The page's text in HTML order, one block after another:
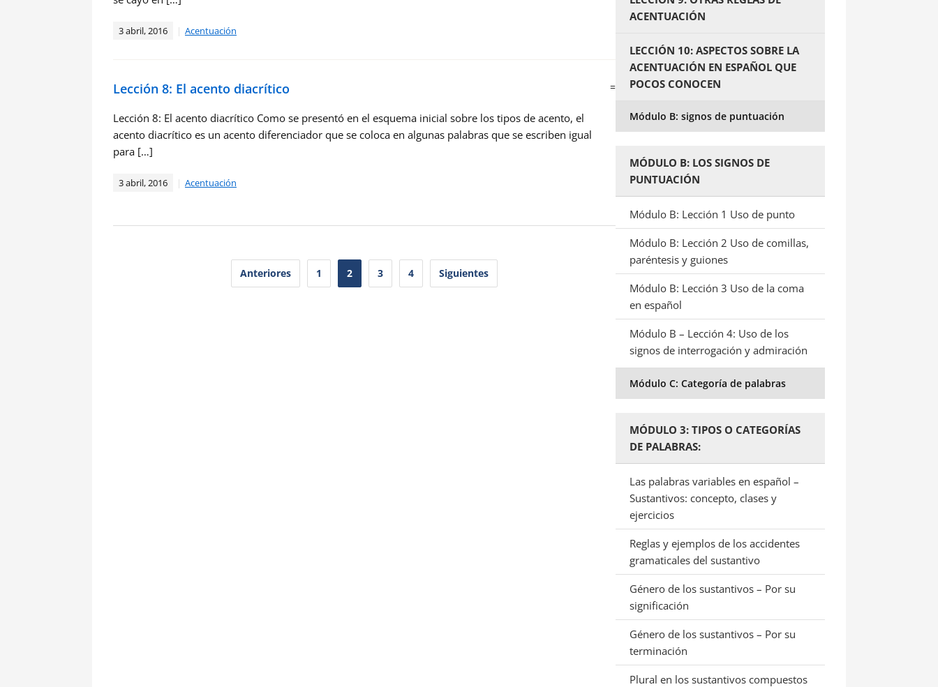
3 abril, 2016 Acentuación
Lección 8: El acento diacrítico
Lección 8: El acento diacrítico Como se presentó en el esquema inicial sobre los tipos de acento, el
acento diacrítico es un acento diferenciador que se coloca en algunas palabras que se escriben igual
para […]
3 abril, 2016 Acentuación
=
Anteriores 1 2 3 4 Siguientes
ACENTUACIÓN
LECCIÓN 10: ASPECTOS SOBRE LA
ACENTUACIÓN EN ESPAÑOL QUE
POCOS CONOCEN
Módulo B: signos de puntuación
MÓDULO B: LOS SIGNOS DE
PUNTUACIÓN
Módulo B: Lección 1 Uso de punto
Módulo B: Lección 2 Uso de comillas,
paréntesis y guiones
Módulo B: Lección 3 Uso de la coma
en español
Módulo B – Lección 4: Uso de los
signos de interrogación y admiración
Módulo C: Categoría de palabras
MÓDULO 3: TIPOS O CATEGORÍAS
DE PALABRAS:
Las palabras variables en español –
Sustantivos: concepto, clases y
ejercicios
Reglas y ejemplos de los accidentes
gramaticales del sustantivo
Género de los sustantivos – Por su
significación
Género de los sustantivos – Por su
terminación
Plural en los sustantivos compuestos